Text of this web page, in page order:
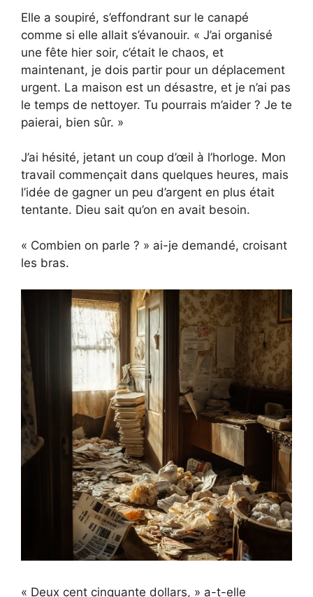
Elle a soupiré, s’effondrant sur le canapé
comme si elle allait s’évanouir. « J’ai organisé
une fête hier soir, c’était le chaos, et
maintenant, je dois partir pour un déplacement
urgent. La maison est un désastre, et je n’ai pas
le temps de nettoyer. Tu pourrais m’aider ? Je te
paierai, bien sûr. »
J’ai hésité, jetant un coup d’œil à l’horloge. Mon
travail commençait dans quelques heures, mais
l’idée de gagner un peu d’argent en plus était
tentante. Dieu sait qu’on en avait besoin.
« Combien on parle ? » ai-je demandé, croisant
les bras.
« Deux cent cinquante dollars, » a-t-elle